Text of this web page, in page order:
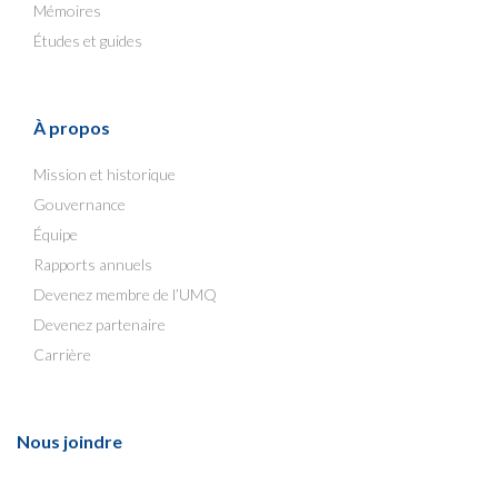
Mémoires
Études et guides
À propos
Mission et historique
Gouvernance
Équipe
Rapports annuels
Devenez membre de l’UMQ
Devenez partenaire
Carrière
Nous joindre